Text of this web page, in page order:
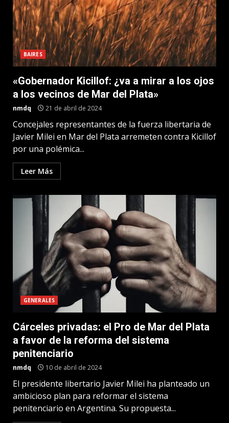
BAIRES
«Gobernador Kicillof: ¿va a mirar a los ojos
a los vecinos de Mar del Plata»
nmdq 21 de abril de 2024
Concejales representantes de la fuerza libertaria de
Javier Milei en Mar del Plata arremeten contra Kicillof
por una polémica...
Leer Más
GENERALES
Cárceles privadas: el Pro de Mar del Plata
a favor de la reforma del sistema
penitenciario
nmdq 10 de abril de 2024
El presidente libertario Javier Milei ha planteado un
ambicioso plan para reformar el sistema
penitenciario en Argentina. Su propuesta...